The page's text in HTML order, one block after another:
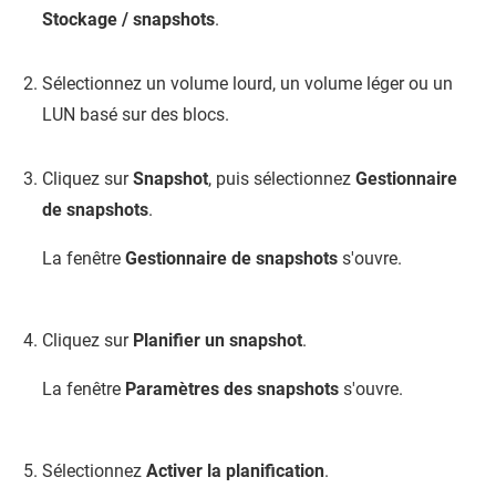
Stockage / snapshots.
Sélectionnez un volume lourd, un volume léger ou un
LUN basé sur des blocs.
Cliquez surSnapshot, puis sélectionnez Gestionnaire
de snapshots.
La fenêtre Gestionnaire de snapshots s'ouvre.
Cliquez sur Planifier un snapshot.
La fenêtre Paramètres des snapshots s'ouvre.
Sélectionnez Activer la planification.